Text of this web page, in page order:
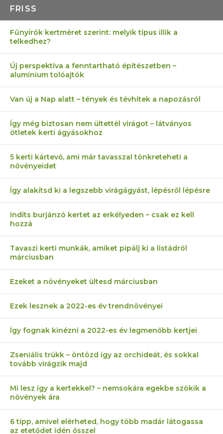
FRISS
Fűnyírók kertméret szerint: melyik típus illik a
telkedhez?
Új perspektíva a fenntartható építészetben –
alumínium tolóajtók
Van új a Nap alatt – tények és tévhitek a napozásról
Így még biztosan nem ültettél virágot – látványos
ötletek kerti ágyásokhoz
5 kerti kártevő, ami már tavasszal tönkreteheti a
növényeidet
Így alakítsd ki a legszebb virágágyást, lépésről lépésre
Indíts burjánzó kertet az erkélyeden – csak ez kell
hozzá
Tavaszi kerti munkák, amiket pipálj ki a listádról
márciusban
Ezeket a növényeket ültesd márciusban
Ezek lesznek a 2022-es év trendnövényei
Így fognak kinézni a 2022-es év legmenőbb kertjei
Zseniális trükk – öntözd így az orchideát, és sokkal
tovább virágzik majd
Mi lesz így a kertekkel? – nemsokára egekbe szökik a
növények ára
6 tipp, amivel elérheted, hogy több madár látogassa
az etetődet idén ősszel